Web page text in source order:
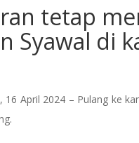
tetap
Syawal di
16 April 2024 – Pulang ke